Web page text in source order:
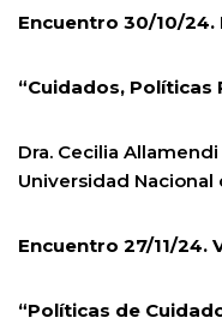
Encuentro 30/10/24.
“Cuidados, Políticas
Dra. Cecilia
Universidad Nacional
Encuentro 27/11/24.
“Políticas de